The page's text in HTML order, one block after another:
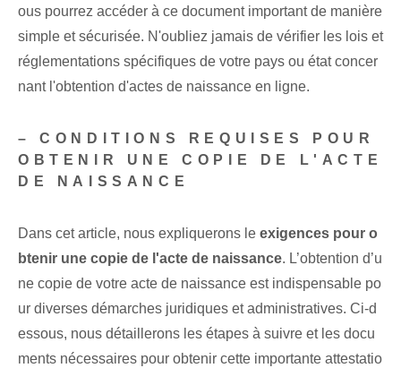
ous pourrez accéder à ce document important de manière
simple et sécurisée. N'oubliez jamais de vérifier les lois et
réglementations spécifiques de votre pays ou état concer
nant l'obtention d'actes de naissance en ligne.
– CONDITIONS REQUISES POUR⁢
OBTENIR UNE COPIE DE L'ACTE
DE NAISSANCE
Dans cet article, nous expliquerons le exigences pour⁤ o
btenir⁢ une copie de l'⁢acte de naissance. L’obtention d’u
ne copie de votre acte de naissance est indispensable po
ur diverses démarches juridiques et administratives. Ci-d
essous, nous détaillerons les étapes à suivre et les docu
ments nécessaires pour obtenir cette importante attestatio